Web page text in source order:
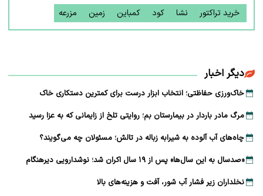
خرید تراکتور نشا کود کمباین زمین مزرعه
دیگر اخبار
خاک‌ورزی حفاظتی؛ انتخاب ابزار درست برای کمترین دستکاری خاک
مرگ مادر باردار در بیمارستان بم؛ روایتی تلخ از زایمانی که به عزا رسید
چاه‌های آب آلوده به شیرابه زباله در تالش؛ مسئولان چه می‌گویند؟
«صدسال به این سال‌ها» پس از ۱۹ سال اکران شد؛ نوشدارویی دیرهنگام
نخلداران زیر فشار آب شور، آفت و هزینه‌های بالا